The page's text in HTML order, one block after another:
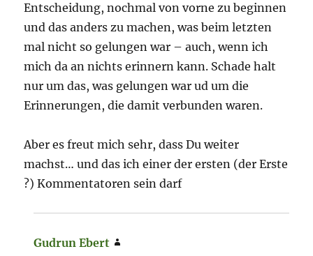
Entscheidung, nochmal von vorne zu beginnen
und das anders zu machen, was beim letzten
mal nicht so gelungen war – auch, wenn ich
mich da an nichts erinnern kann. Schade halt
nur um das, was gelungen war ud um die
Erinnerungen, die damit verbunden waren.
Aber es freut mich sehr, dass Du weiter
machst… und das ich einer der ersten (der Erste
?) Kommentatoren sein darf
Gudrun Ebert